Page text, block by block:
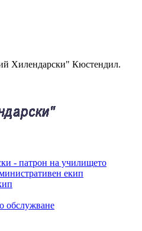
Хилендарски" Кюстендил.
- патрон на училището
екип
обслужване